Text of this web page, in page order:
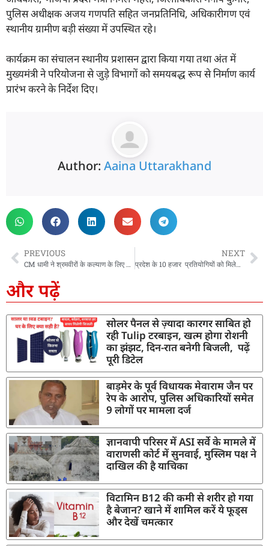
पुलिस अधीक्षक अजय गणपति सहित जनप्रतिनिधि, अधिकारीगण एवं
स्थानीय ग्रामीण बड़ी संख्या में उपस्थित रहे।
कार्यक्रम का संचालन स्थानीय प्रशासन द्वारा किया गया तथा अंत में
मुख्यमंत्री ने परियोजना से जुड़े विभागों को समयबद्ध रूप से निर्माण कार्य
प्रारंभ करने के निर्देश दिए।
Author: Aaina Uttarakhand
PREVIOUS
CM धामी ने श्रमवीरों के कल्याण के लिए DBT से हस्तांतरित किये 11 करोड़ 50 लाख
NEXT
प्रदेश के 10 हजार प्रतियोगियों को मिलेगा निःशुल्क कोचिंग योजना का लाभ, मुख्य सचिव ने दिये गुणवत्ता सुनिश्चित करने के निर्देश
और पढ़ें
सोलर पैनल से ज़्यादा कारगर साबित हो
रही Tulip टरबाइन, खत्म होगा रोशनी
का झंझट, दिन-रात बनेगी बिजली, पढ़ें
पूरी डिटेल
बाड़मेर के पूर्व विधायक मेवाराम जैन पर
रेप के आरोप, पुलिस अधिकारियों समेत
9 लोगों पर मामला दर्ज
ज्ञानवापी परिसर में ASI सर्वे के मामले में
वाराणसी कोर्ट में सुनवाई, मुस्लिम पक्ष ने
दाखिल की है याचिका
विटामिन B12 की कमी से शरीर हो गया
है बेजान? खाने में शामिल करें ये फूड्स
और देखें चमत्कार